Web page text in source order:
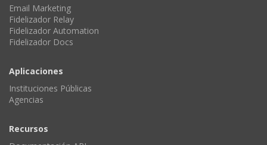
Email Marketing
Fidelizador Relay
Fidelizador Automation
Fidelizador Docs
Aplicaciones
Instituciones Públicas
Agencias
Recursos